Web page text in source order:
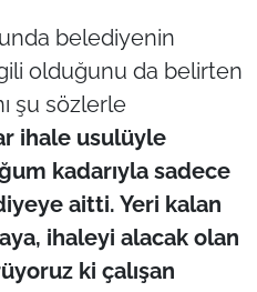
belediyenin
olduğunu da belirten
şu sözlerle
ihale usulüyle
kadarıyla sadece
aitti. Yeri kalan
ihaleyi alacak olan
ki çalışan